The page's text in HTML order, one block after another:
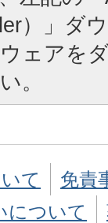
）」ダ
ェアを
。
て
免責
について